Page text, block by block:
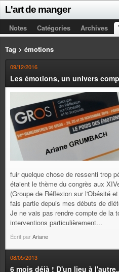
L'art de manger
Notes Catégories Archives
Tag > émotions
09/12/2016
Les émotions, un univers
fuir quelque chose de ressenti trop
étaient le thème du congrès aux
(Groupe de Réflexion sur l'Obésité
fais partie depuis mes débuts de
Je ne vais pas rendre compte de la
interventions particulièrement...
Écrit parAriane
08/05/2013
6 mois déjà ! D'un lieu à